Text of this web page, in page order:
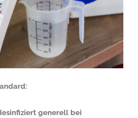
generell bei